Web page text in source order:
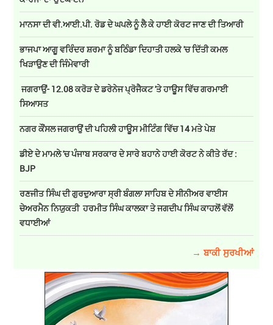
ਮਾਨਸਾ ਦੀ ਵੀ.ਆਈ.ਪੀ. ਰੋਡ ਦੇ ਘਪਲੇ ਨੂੰ ਲੈ ਕੇ ਹਾਈ ਕੋਰਟ ਜਾਣ ਦੀ ਤਿਆਰੀ
ਭਾਜਪਾ ਆਗੂ ਵਰਿੰਦਰ ਸ਼ਰਮਾ ਨੂੰ ਬਠਿੰਡਾ ਦਿਹਾਤੀ ਹਲਕੇ 'ਚ ਦਿੱਤੀ ਕਮਲ
ਖਿੜਾਉਣ ਦੀ ਜਿੰਮੇਵਾਰੀ
ਜਗਰਾਉਂ- 12.08 ਕਰੋੜ ਦੇ ਡਰੇਨੇਜ ਪ੍ਰੋਜੈਕਟ 'ਤੇ ਹਾਊਸ ਵਿੱਚ ਗਰਮਾਈ
ਸਿਆਸਤ
ਨਗਰ ਕੌਂਸਲ ਜਗਰਾਉਂ ਦੀ ਪਹਿਲੀ ਹਾਊਸ ਮੀਟਿੰਗ ਵਿੱਚ 14 ਮਤੇ ਪੇਸ਼
ਡੀਏ ਦੇ ਮਾਮਲੇ 'ਚ ਪੰਜਾਬ ਸਰਕਾਰ ਦੇ ਸਾਰੇ ਬਹਾਨੇ ਹਾਈ ਕੋਰਟ ਨੇ ਕੀਤੇ ਰੱਦ :
BJP
ਰਣਜੀਤ ਸਿੰਘ ਦੀ ਗੁਰਦੁਆਰਾ ਸ੍ਰੀ ਬੰਗਲਾ ਸਾਹਿਬ ਦੇ ਸੀਨੀਅਰ ਵਾਈਸ
ਚੇਅਰਮੈਨ ਨਿਯੁਕਤੀ ਹਰਮੀਤ ਸਿੰਘ ਕਾਲਕਾ ਤੇ ਜਗਦੀਪ ਸਿੰਘ ਕਾਹਲੋਂ ਵੱਲੋਂ
ਵਧਾਈਆਂ
→ ਬਾਕੀ ਸੁਰਖੀਆਂ